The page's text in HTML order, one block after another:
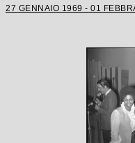
27 GENNAIO 1969 - 01